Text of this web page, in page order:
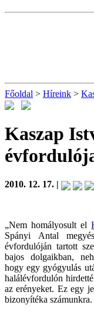
Főoldal > Híreink >
Kaszap
2010. 12. 17. |
„Nem homályosult el
Spányi Antal
évfordulóján tartott
bajos dolgaikban,
hogy egy gyógyulás
halálévfordulón
az erényeket. Ez egy
bizonyítéka számunkra.